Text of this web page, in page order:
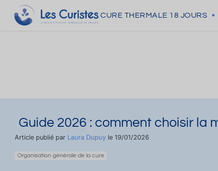
CURE THERMALE 18 JOURS
Guide 2026 : comment choisir la
Article publié par Laura Dupuy le 19/01/2026
Organisation générale de la cure